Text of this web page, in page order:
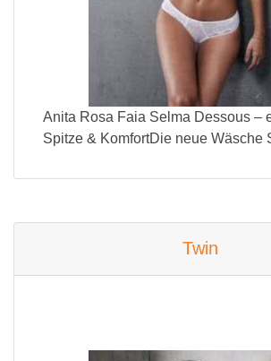
Anita Rosa Faia Selma Dessous –
Spitze & KomfortDie neue Wäsche
Twin